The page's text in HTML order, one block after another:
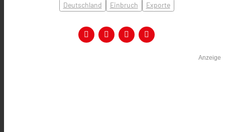
Deutschland Einbruch Exporte
Anzeige